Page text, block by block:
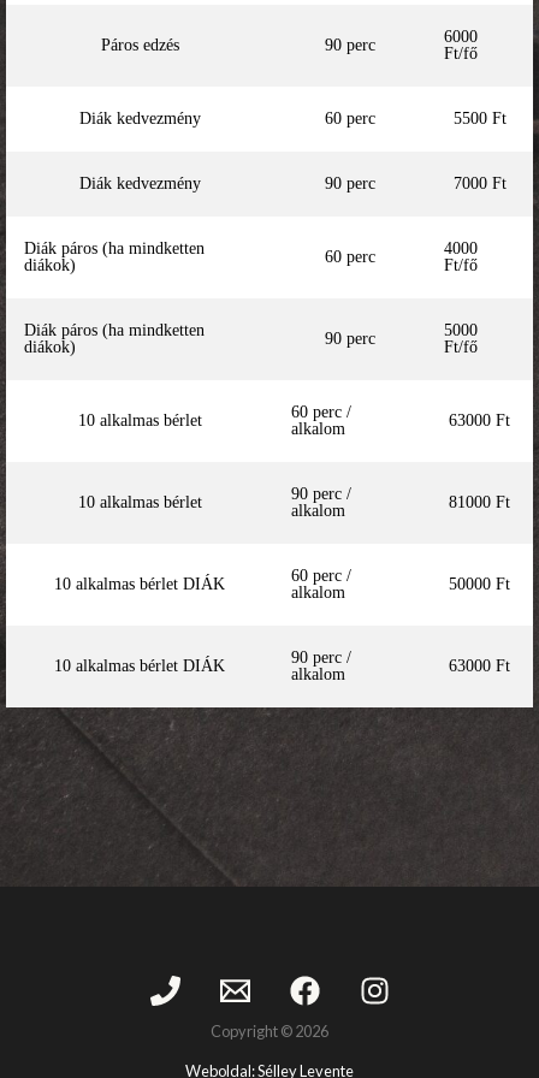
Páros edzés 90 perc
6000
Ft/fő
Diák kedvezmény 60 perc 5500 Ft
Diák kedvezmény 90 perc 7000 Ft
Diák páros (ha mindketten
diákok)
60 perc
4000
Ft/fő
Diák páros (ha mindketten
diákok)
90 perc
5000
Ft/fő
10 alkalmas bérlet
60 perc /
alkalom
63000 Ft
10 alkalmas bérlet
90 perc /
alkalom
81000 Ft
10 alkalmas bérlet DIÁK
60 perc /
alkalom
50000 Ft
10 alkalmas bérlet DIÁK
90 perc /
alkalom
63000 Ft
Copyright © 2026
Weboldal:Sélley Levente